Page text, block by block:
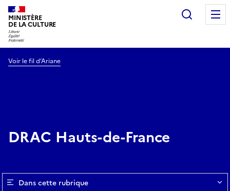
MINISTÈRE
DE LA CULTURE
Voir le fil d’Ariane
DRAC Hauts-de-France
Dans cette rubrique